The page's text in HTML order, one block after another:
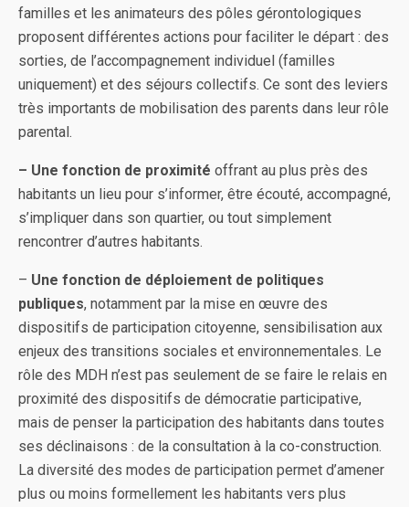
familles et les animateurs des pôles gérontologiques
proposent différentes actions pour faciliter le départ : des
sorties, de l’accompagnement individuel (familles
uniquement) et des séjours collectifs. Ce sont des leviers
très importants de mobilisation des parents dans leur rôle
parental.
– Une fonction de proximité offrant au plus près des
habitants un lieu pour s’informer, être écouté, accompagné,
s’impliquer dans son quartier, ou tout simplement
rencontrer d’autres habitants.
– Une fonction de déploiement de politiques
publiques, notamment par la mise en œuvre des
dispositifs de participation citoyenne, sensibilisation aux
enjeux des transitions sociales et environnementales. Le
rôle des MDH n’est pas seulement de se faire le relais en
proximité des dispositifs de démocratie participative,
mais de penser la participation des habitants dans toutes
ses déclinaisons : de la consultation à la co-construction.
La diversité des modes de participation permet d’amener
plus ou moins formellement les habitants vers plus